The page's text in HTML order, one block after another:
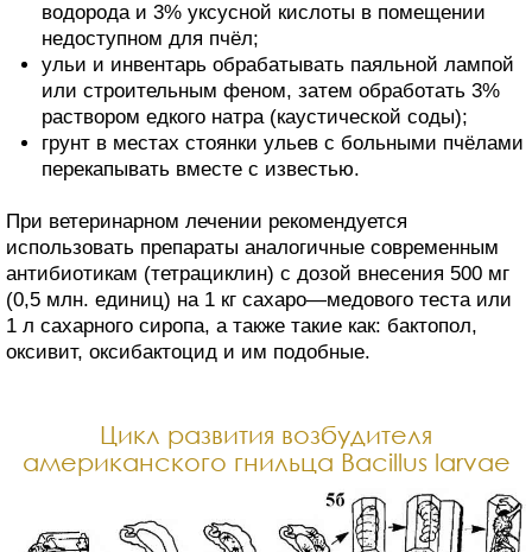
водорода и 3% уксусной кислоты в помещении
недоступном для пчёл;
ульи и инвентарь обрабатывать паяльной лампой
или строительным феном, затем обработать 3%
раствором едкого натра (каустической соды);
грунт в местах стоянки ульев с больными пчёлами
перекапывать вместе с известью.
При ветеринарном лечении рекомендуется
использовать препараты аналогичные современным
антибиотикам (тетрациклин) с дозой внесения 500 мг
(0,5 млн. единиц) на 1 кг сахаро—медового теста или
1 л сахарного сиропа, а также такие как: бактопол,
оксивит, оксибактоцид и им подобные.
Цикл развития возбудителя
американского гнильца Bacillus larvae